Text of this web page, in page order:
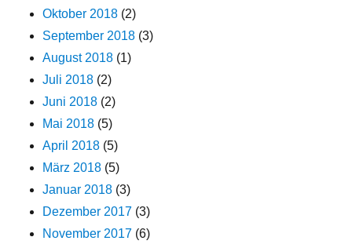
Oktober 2018 (2)
September 2018 (3)
August 2018 (1)
Juli 2018 (2)
Juni 2018 (2)
Mai 2018 (5)
April 2018 (5)
März 2018 (5)
Januar 2018 (3)
Dezember 2017 (3)
November 2017 (6)